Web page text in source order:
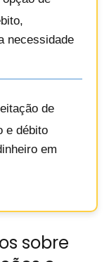
necessidade
de
e débito
em
sobre